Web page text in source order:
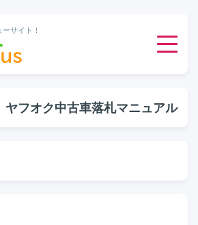
サイト！
ヤフオク中古車落札マニュアル